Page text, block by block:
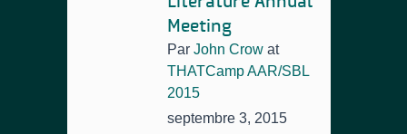
Meeting
Par John Crow at
THATCamp AAR/SBL
2015
septembre 3, 2015